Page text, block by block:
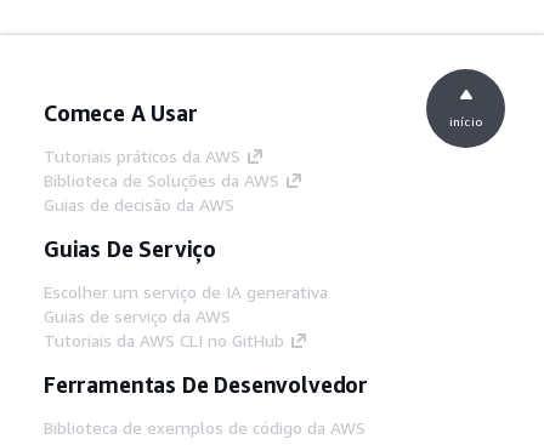
Comece A Usar
Tutoriais práticos da AWS
Biblioteca de Soluções da AWS
Guias de decisão da AWS
Guias De Serviço
Escolher um serviço de IA generativa
Guias de serviço da AWS
Tutoriais da AWS CLI no GitHub
Ferramentas De Desenvolvedor
Biblioteca de exemplos de código da AWS
início